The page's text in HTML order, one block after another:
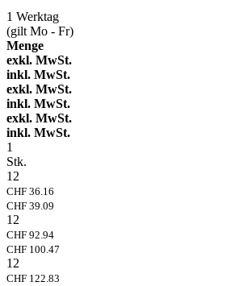
1 Werktag
(gilt Mo - Fr)
Menge
exkl. MwSt.
inkl. MwSt.
exkl. MwSt.
inkl. MwSt.
exkl. MwSt.
inkl. MwSt.
1
Stk.
12
CHF 36.16
CHF 39.09
12
CHF 92.94
CHF 100.47
12
CHF 122.83